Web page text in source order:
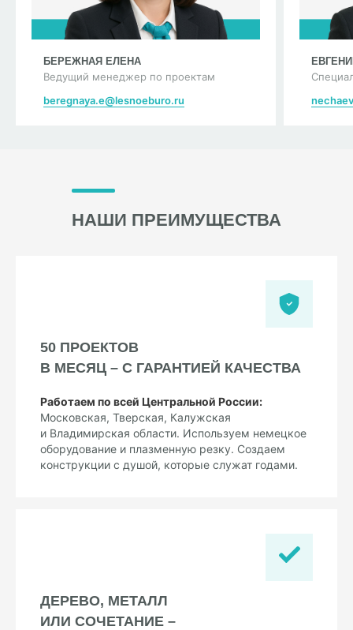
БЕРЕЖНАЯ ЕЛЕНА
Ведущий менеджер по проектам
beregnaya.e@lesnoeburo.ru
НАШИ ПРЕИМУЩЕСТВА
50 ПРОЕКТОВ
В МЕСЯЦ – С ГАРАНТИЕЙ КАЧЕСТВА
Работаем по всей Центральной России:
Московская, Тверская, Калужская
и Владимирская области. Используем немецкое
оборудование и плазменную резку. Создаем
конструкции с душой, которые служат годами.
ДЕРЕВО, МЕТАЛЛ
ИЛИ СОЧЕТАНИЕ –